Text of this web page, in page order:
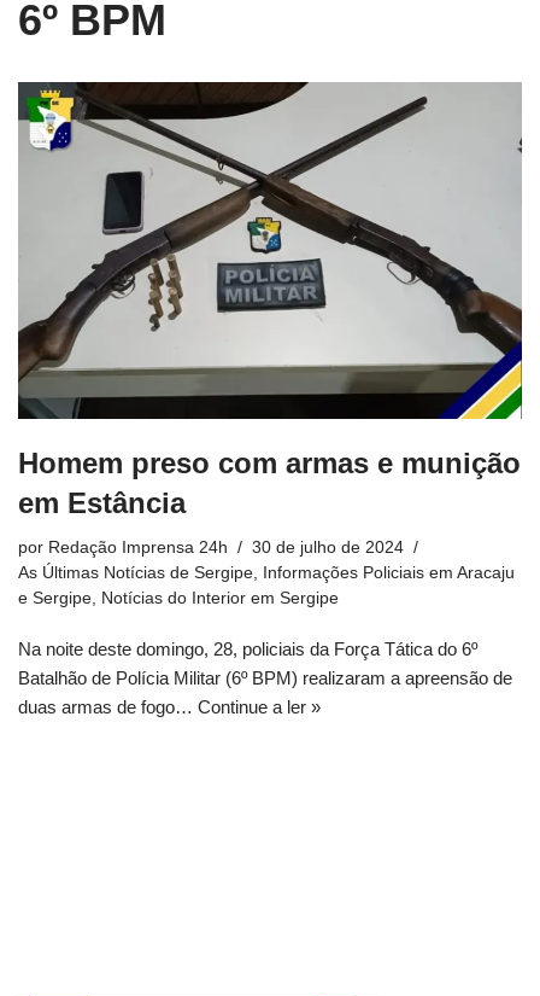
6º BPM
Homem preso com armas e munição
em Estância
por Redação Imprensa 24h
30 de julho de 2024
As Últimas Notícias de Sergipe
Informações Policiais em Aracaju
e Sergipe
Notícias do Interior em Sergipe
Na noite deste domingo, 28, policiais da Força Tática do 6º
Batalhão de Polícia Militar (6º BPM) realizaram a apreensão de
duas armas de fogo… Continue a ler »